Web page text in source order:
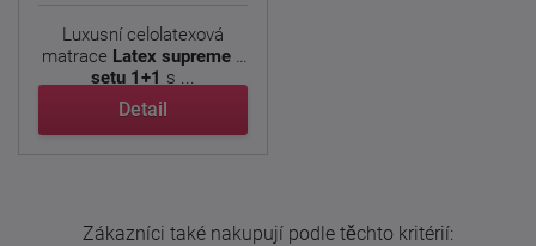
Luxusní celolatexová
matrace Latex supreme v
setu 1+1 s ...
Detail
Zákazníci také nakupují podle těchto kritérií: